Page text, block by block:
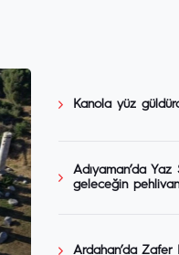
Kanola yüz
Adıyaman’da
geleceğin
Ardahan’da Zafer